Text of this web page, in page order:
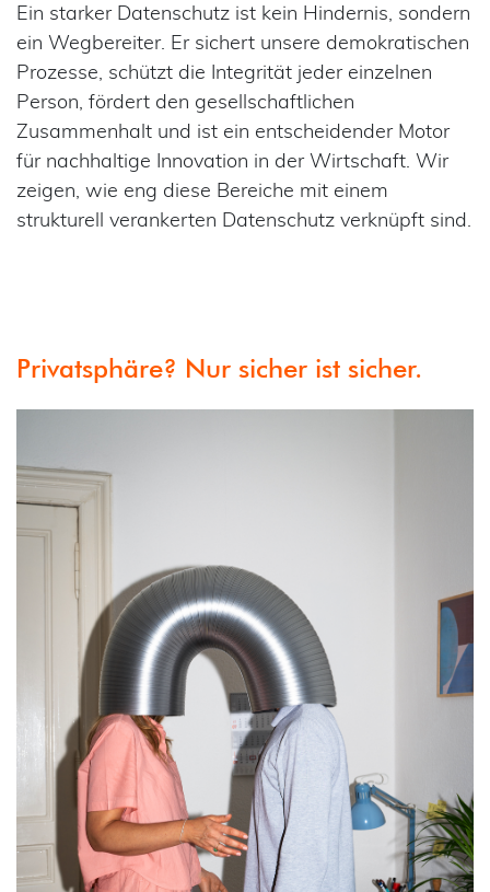
Ein starker Datenschutz ist kein Hindernis, sondern
ein Wegbereiter. Er sichert unsere demokratischen
Prozesse, schützt die Integrität jeder einzelnen
Person, fördert den gesellschaftlichen
Zusammenhalt und ist ein entscheidender Motor
für nachhaltige Innovation in der Wirtschaft. Wir
zeigen, wie eng diese Bereiche mit einem
strukturell verankerten Datenschutz verknüpft sind.
Privatsphäre? Nur sicher ist sicher.